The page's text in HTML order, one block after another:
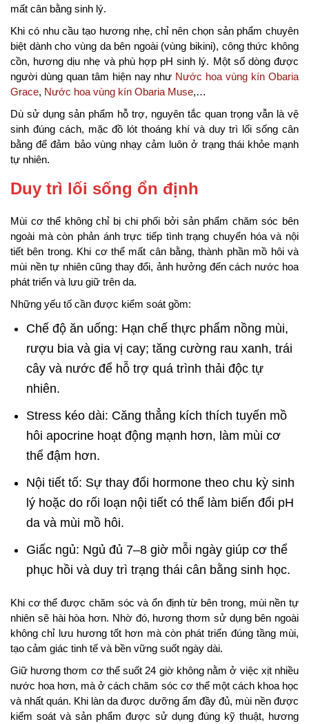
mất cân bằng sinh lý.
Khi có nhu cầu tạo hương nhẹ, chỉ nên chọn sản phẩm chuyên
biệt dành cho vùng da bên ngoài (vùng bikini), công thức không
cồn, hương dịu nhẹ và phù hợp pH sinh lý. Một số dòng được
người dùng quan tâm hiện nay như Nước hoa vùng kín Obaria
Grace, Nước hoa vùng kín Obaria Muse,…
Dù sử dụng sản phẩm hỗ trợ, nguyên tắc quan trọng vẫn là vệ
sinh đúng cách, mặc đồ lót thoáng khí và duy trì lối sống cân
bằng để đảm bảo vùng nhạy cảm luôn ở trạng thái khỏe mạnh
tự nhiên.
Duy trì lối sống ổn định
Mùi cơ thể không chỉ bị chi phối bởi sản phẩm chăm sóc bên
ngoài mà còn phản ánh trực tiếp tình trạng chuyển hóa và nội
tiết bên trong. Khi cơ thể mất cân bằng, thành phần mồ hôi và
mùi nền tự nhiên cũng thay đổi, ảnh hưởng đến cách nước hoa
phát triển và lưu giữ trên da.
Những yếu tố cần được kiểm soát gồm:
Chế độ ăn uống: Hạn chế thực phẩm nồng mùi,
rượu bia và gia vị cay; tăng cường rau xanh, trái
cây và nước để hỗ trợ quá trình thải độc tự
nhiên.
Stress kéo dài: Căng thẳng kích thích tuyến mồ
hôi apocrine hoạt động mạnh hơn, làm mùi cơ
thể đậm hơn.
Nội tiết tố: Sự thay đổi hormone theo chu kỳ sinh
lý hoặc do rối loạn nội tiết có thể làm biến đổi pH
da và mùi mồ hôi.
Giấc ngủ: Ngủ đủ 7–8 giờ mỗi ngày giúp cơ thể
phục hồi và duy trì trạng thái cân bằng sinh học.
Khi cơ thể được chăm sóc và ổn định từ bên trong, mùi nền tự
nhiên sẽ hài hòa hơn. Nhờ đó, hương thơm sử dụng bên ngoài
không chỉ lưu hương tốt hơn mà còn phát triển đúng tầng mùi,
tạo cảm giác tinh tế và bền vững suốt ngày dài.
Giữ hương thơm cơ thể suốt 24 giờ không nằm ở việc xịt nhiều
nước hoa hơn, mà ở cách chăm sóc cơ thể một cách khoa học
và nhất quán. Khi làn da được dưỡng ẩm đầy đủ, mùi nền được
kiểm soát và sản phẩm được sử dụng đúng kỹ thuật, hương